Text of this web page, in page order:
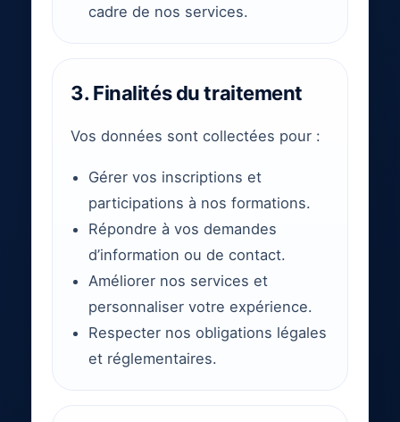
cadre de nos services.
3. Finalités du traitement
Vos données sont collectées pour :
Gérer vos inscriptions et
participations à nos formations.
Répondre à vos demandes
d’information ou de contact.
Améliorer nos services et
personnaliser votre expérience.
Respecter nos obligations légales
et réglementaires.